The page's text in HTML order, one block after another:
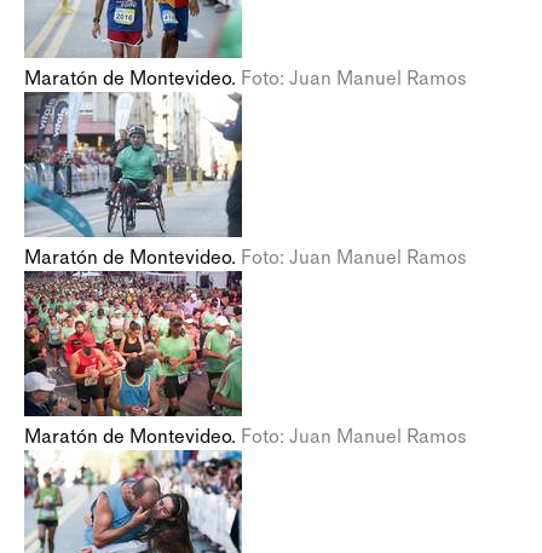
Maratón de Montevideo. Foto: Juan Manuel Ramos
Maratón de Montevideo. Foto: Juan Manuel Ramos
Maratón de Montevideo. Foto: Juan Manuel Ramos